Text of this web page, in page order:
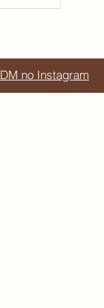
DM no Instagram